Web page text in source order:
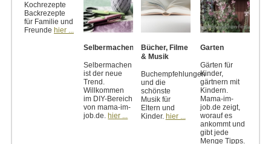
Kochrezepte
Backrezepte
für Familie und
Freunde hier ...
Selbermachen
Selbermachen
ist der neue
Trend.
Willkommen
im DIY-Bereich
von mama-im-
job.de. hier ...
Bücher, Filme
& Musik
Buchempfehlungen
und die
schönste
Musik für
Eltern und
Kinder. hier ...
Garten
Gärten für
Kinder,
gärtnern mit
Kindern.
Mama-im-
job.de zeigt,
worauf es
ankommt und
gibt jede
Menge Tipps.